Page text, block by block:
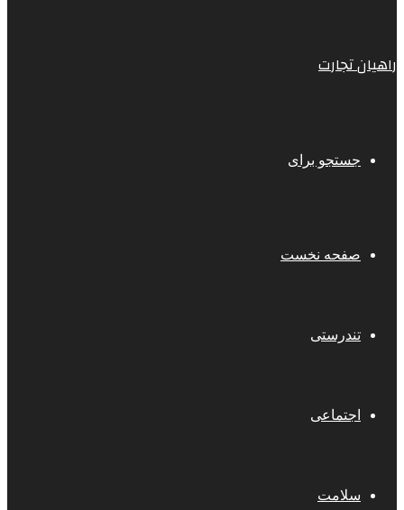
راهیان تجارت
جستجو برای
صفحه نخست
تندرستی
اجتماعی
سلامت